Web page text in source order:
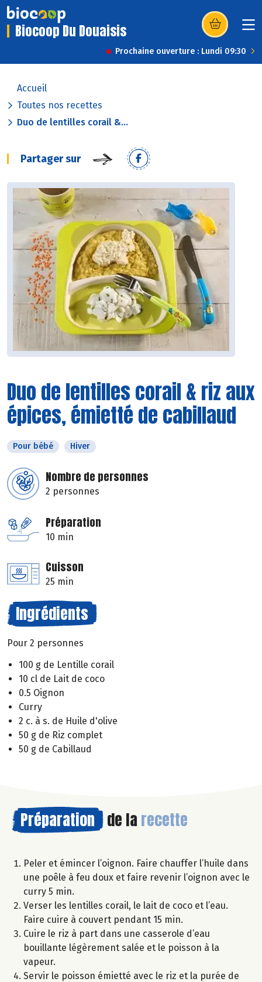
Biocoop Du Douaisis (s’ouvre dans
Prochaine ouverture : Lundi 09:30
Accueil
Toutes nos recettes
Duo de lentilles corail &...
Partager sur
Duo de lentilles corail & riz aux
épices, émietté de cabillaud
Pour bébé Hiver
Nombre de personnes
2 personnes
Préparation
10 min
Cuisson
25 min
Ingrédients
Pour 2 personnes
100 g de Lentille corail
10 cl de Lait de coco
0.5 Oignon
Curry
2 c. à s. de Huile d'olive
50 g de Riz complet
50 g de Cabillaud
Préparation de la recette
Peler et émincer l’oignon. Faire chauffer l’huile dans
une poêle à feu doux et faire revenir l’oignon avec le
curry 5 min.
Verser les lentilles corail, le lait de coco et l’eau.
Faire cuire à couvert pendant 15 min.
Cuire le riz à part dans une casserole d’eau
bouillante légèrement salée et le poisson à la
vapeur.
Servir le poisson émietté avec le riz et la purée de